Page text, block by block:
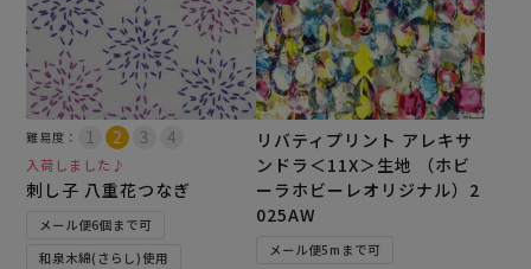
難易度：
入荷しました♪
刺し子 八重花つなぎ
メール便6個まで可
和泉木綿(さらし)使用
リバティプリント アレキサ
ンドラ＜11X＞生地 （ホビ
ーラホビーレオリジナル）2
025AW
メール便5mまで可